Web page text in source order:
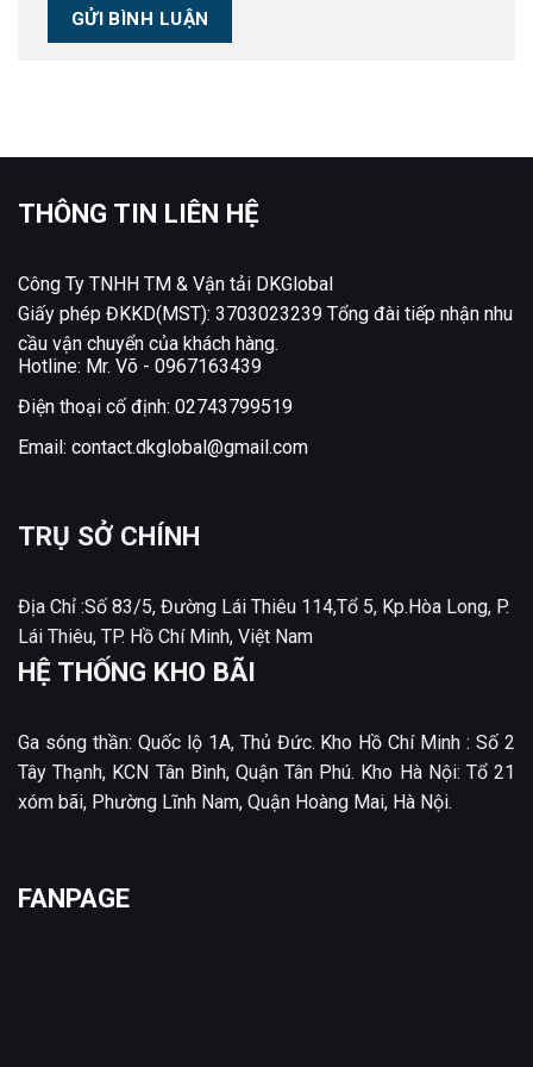
THÔNG TIN LIÊN HỆ
Công Ty TNHH TM & Vận tải DKGlobal
Giấy phép ĐKKD(MST): 3703023239 Tổng đài tiếp nhận nhu
cầu vận chuyển của khách hàng.
Hotline: Mr. Võ - 0967163439
Điện thoại cố định: 02743799519
Email: contact.dkglobal@gmail.com
TRỤ SỞ CHÍNH
Địa Chỉ :Số 83/5, Đường Lái Thiêu 114,Tổ 5, Kp.Hòa Long, P.
Lái Thiêu, TP. Hồ Chí Minh, Việt Nam
HỆ THỐNG KHO BÃI
Ga sóng thần: Quốc lộ 1A, Thủ Đức. Kho Hồ Chí Minh : Số 2
Tây Thạnh, KCN Tân Bình, Quận Tân Phú. Kho Hà Nội: Tổ 21
xóm bãi, Phường Lĩnh Nam, Quận Hoàng Mai, Hà Nội.
FANPAGE